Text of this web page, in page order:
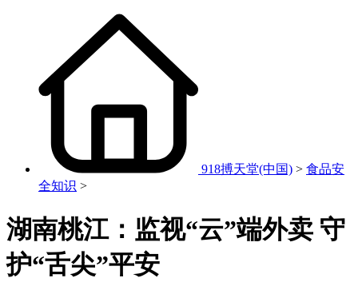
918搏天堂(中国) > 食品安
全知识 >
湖南桃江：监视“云”端外卖 守
护“舌尖”平安